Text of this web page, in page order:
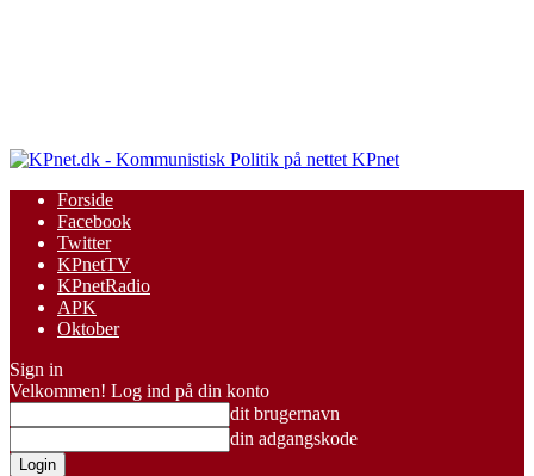
KPnet
Forside
Facebook
Twitter
KPnetTV
KPnetRadio
APK
Oktober
Sign in
Velkommen! Log ind på din konto
dit brugernavn
din adgangskode